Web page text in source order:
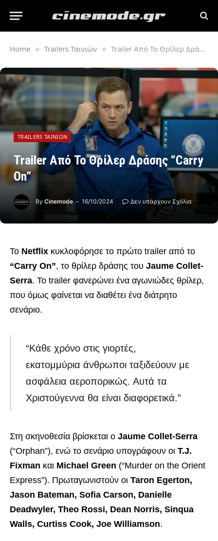
Home » Trailers Ταινιών » Trailer Από Το Θρίλερ Δράσης “Carry On”
TRAILERS ΤΑΙΝΙΏΝ
Trailer Από Το Θρίλερ Δράσης “Carry
On”
By Cinemode 16/10/2024 Δεν υπάρχουν Σχόλια
Το Netflix κυκλοφόρησε το πρώτο trailer από το
“Carry On”, το θρίλερ δράσης του Jaume Collet-
Serra. Το trailer φανερώνει ένα αγωνιώδες θρίλερ,
που όμως φαίνεται να διαθέτει ένα διάτρητο
σενάριο.
“Κάθε χρόνο στις γιορτές,
εκατομμύρια άνθρωποι ταξιδεύουν με
ασφάλεια αεροπορικώς. Αυτά τα
Χριστούγεννα θα είναι διαφορετικά.”
Στη σκηνοθεσία βρίσκεται ο Jaume Collet-Serra
(“Orphan”), ενώ το σενάριο υπογράφουν οι T.J.
Fixman και Michael Green (“Murder on the Orient
Express”). Πρωταγωνιστούν οι Taron Egerton,
Jason Bateman, Sofia Carson, Danielle
Deadwyler, Theo Rossi, Dean Norris, Sinqua
Walls, Curtiss Cook, Joe Williamson.